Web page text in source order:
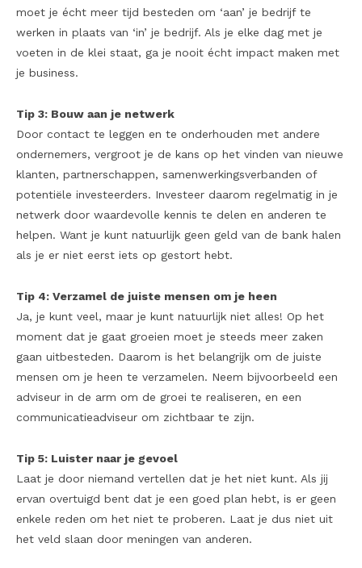
moet je écht meer tijd besteden om ‘aan’ je bedrijf te
werken in plaats van ‘in’ je bedrijf. Als je elke dag met je
voeten in de klei staat, ga je nooit écht impact maken met
je business.
Tip 3: Bouw aan je netwerk
Door contact te leggen en te onderhouden met andere
ondernemers, vergroot je de kans op het vinden van nieuwe
klanten, partnerschappen, samenwerkingsverbanden of
potentiële investeerders. Investeer daarom regelmatig in je
netwerk door waardevolle kennis te delen en anderen te
helpen. Want je kunt natuurlijk geen geld van de bank halen
als je er niet eerst iets op gestort hebt.
Tip 4: Verzamel de juiste mensen om je heen
Ja, je kunt veel, maar je kunt natuurlijk niet alles! Op het
moment dat je gaat groeien moet je steeds meer zaken
gaan uitbesteden. Daarom is het belangrijk om de juiste
mensen om je heen te verzamelen. Neem bijvoorbeeld een
adviseur in de arm om de groei te realiseren, en een
communicatieadviseur om zichtbaar te zijn.
Tip 5: Luister naar je gevoel
Laat je door niemand vertellen dat je het niet kunt. Als jij
ervan overtuigd bent dat je een goed plan hebt, is er geen
enkele reden om het niet te proberen. Laat je dus niet uit
het veld slaan door meningen van anderen.